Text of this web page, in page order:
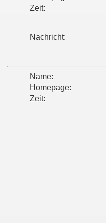
Zeit:
Nachricht:
Name:
Homepage:
Zeit: